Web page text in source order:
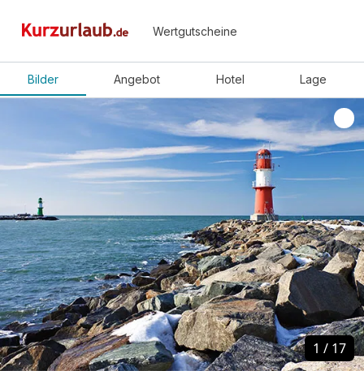
Wertgutscheine
Bilder Angebot Hotel Lage
1 / 17
1 / 17